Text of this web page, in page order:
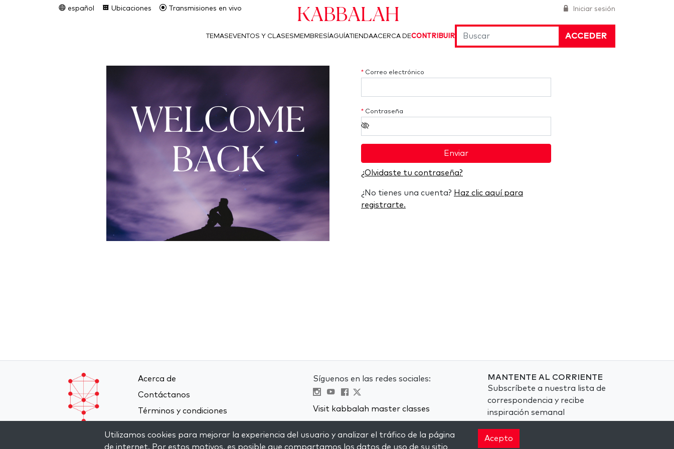
Iniciar sesión
español Ubicaciones Transmisiones en vivo Kabbalah
ACCEDER
TEMAS EVENTOS Y CLASES MEMBRESÍAGUÍATIENDAACERCA DECONTRIBUIR
WELCOME
BACK
* Correo electrónico
* Contraseña
Enviar
¿Olvidaste tu contraseña?
¿No tienes una cuenta? Haz clic aquí para
registrarte.
Acerca de
Contáctanos
Términos y condiciones
Síguenos en las redes sociales:
Visit kabbalah master classes
MANTENTE AL CORRIENTE
Subscríbete a nuestra lista de
correspondencia y recibe
inspiración semanal
entrada.
Utilizamos cookies para mejorar la experiencia del usuario y analizar el tráfico de la página
de internet. Por estos motivos, es posible que compartamos los datos de uso de su sitio
Acepto